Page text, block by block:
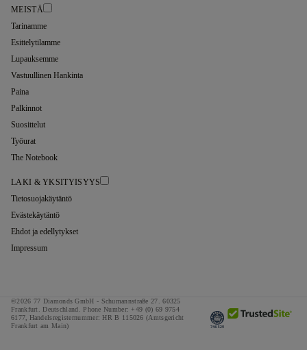
MEISTÄ
Tarinamme
Esittelytilamme
Lupauksemme
Vastuullinen Hankinta
Paina
Palkinnot
Suosittelut
Työurat
The Notebook
LAKI & YKSITYISYYS
Tietosuojakäytäntö
Evästekäytäntö
Ehdot ja edellytykset
Impressum
©2026 77 Diamonds GmbH - Schumannstraße 27. 60325
Frankfurt. Deutschland. Phone Number: +49 (0) 69 9754
6177, Handelsregisternummer: HR B 115026 (Amtsgericht
Frankfurt am Main)